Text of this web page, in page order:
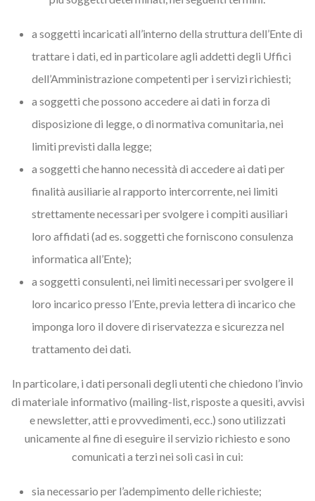
a soggetti incaricati all’interno della struttura dell’Ente di
trattare i dati, ed in particolare agli addetti degli Uffici
dell’Amministrazione competenti per i servizi richiesti;
a soggetti che possono accedere ai dati in forza di
disposizione di legge, o di normativa comunitaria, nei
limiti previsti dalla legge;
a soggetti che hanno necessità di accedere ai dati per
finalità ausiliarie al rapporto intercorrente, nei limiti
strettamente necessari per svolgere i compiti ausiliari
loro affidati (ad es. soggetti che forniscono consulenza
informatica all’Ente);
a soggetti consulenti, nei limiti necessari per svolgere il
loro incarico presso l’Ente, previa lettera di incarico che
imponga loro il dovere di riservatezza e sicurezza nel
trattamento dei dati.
In particolare, i dati personali degli utenti che chiedono l’invio
di materiale informativo (mailing-list, risposte a quesiti, avvisi
e newsletter, atti e provvedimenti, ecc.) sono utilizzati
unicamente al fine di eseguire il servizio richiesto e sono
comunicati a terzi nei soli casi in cui:
sia necessario per l’adempimento delle richieste;